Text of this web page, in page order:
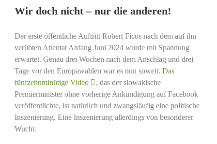
Wir doch nicht – nur die anderen!
Der erste öffentliche Auftritt Robert Ficos nach dem auf ihn
verübten Attentat Anfang Juni 2024 wurde mit Spannung
erwartet. Genau drei Wochen nach dem Anschlag und drei
Tage vor den Europawahlen war es nun soweit. Das
fünfzehnminütige Video
, das der slowakische
Premierminister ohne vorherige Ankündigung auf Facebook
veröffentlichte, ist natürlich und zwangsläufig eine politische
Inszenierung. Eine Inszenierung allerdings von besonderer
Wucht.